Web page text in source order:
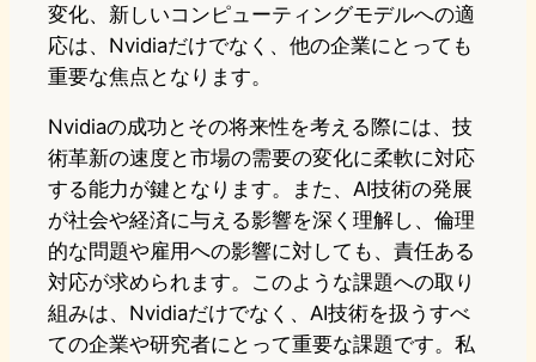
変化、新しいコンピューティングモデルへの適
応は、Nvidiaだけでなく、他の企業にとっても
重要な焦点となります。
Nvidiaの成功とその将来性を考える際には、技
術革新の速度と市場の需要の変化に柔軟に対応
する能力が鍵となります。また、AI技術の発展
が社会や経済に与える影響を深く理解し、倫理
的な問題や雇用への影響に対しても、責任ある
対応が求められます。このような課題への取り
組みは、Nvidiaだけでなく、AI技術を扱うすべ
ての企業や研究者にとって重要な課題です。私